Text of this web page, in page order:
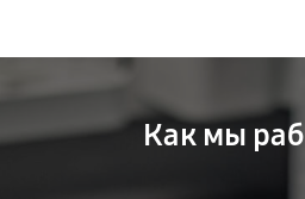
Как мы